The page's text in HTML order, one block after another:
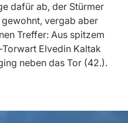
dafür ab, der Stürmer
vergab aber
Treffer: Aus spitzem
Elvedin Kaltak
neben das Tor (42.).